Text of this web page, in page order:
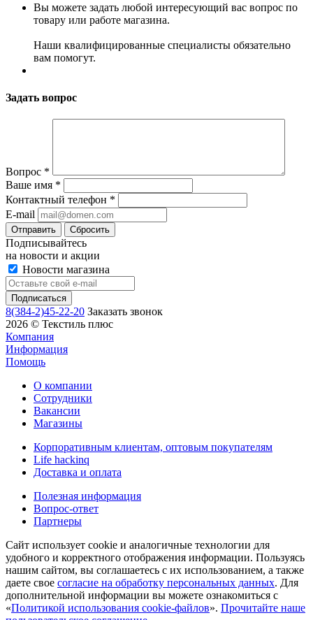
Вы можете задать любой интересующий вас вопрос по
товару или работе магазина.
Наши квалифицированные специалисты обязательно
вам помогут.
Задать вопрос
Вопрос *
Ваше имя *
Контактный телефон *
E-mail
Сбросить
Подписывайтесь
на новости и акции
Новости магазина
8(384-2)45-22-20 Заказать звонок
2026 © Текстиль плюс
Компания
Информация
Помощь
О компании
Сотрудники
Вакансии
Магазины
Корпоративным клиентам, оптовым покупателям
Life hackinq
Доставка и оплата
Полезная информация
Вопрос-ответ
Партнеры
Сайт использует cookie и аналогичные технологии для
удобного и корректного отображения информации. Пользуясь
нашим сайтом, вы соглашаетесь с их использованием, а также
даете свое согласие на обработку персональных данных. Для
дополнительной информации вы можете ознакомиться с
«Политикой использования cookie-файлов». Прочитайте наше